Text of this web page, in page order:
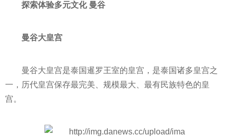
探索体验多元文化 曼谷
曼谷大皇宫
曼谷大皇宫是泰国暹罗王室的皇宫，是泰国诸多皇宫之
一，历代皇宫保存最完美、规模最大、最有民族特色的皇
宫。